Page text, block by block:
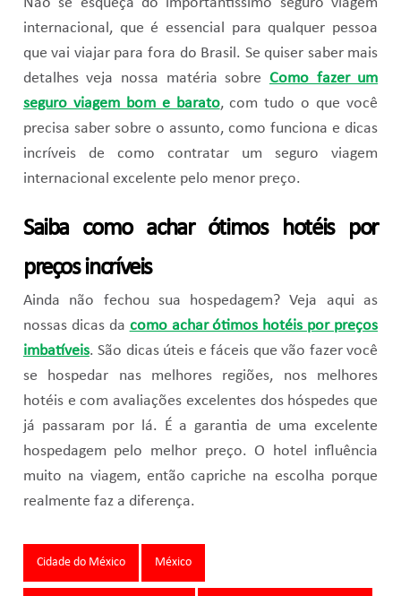
internacional, que é essencial para qualquer pessoa
que vai viajar para fora do Brasil. Se quiser saber mais
detalhes veja nossa matéria sobre Como fazer um
seguro viagem bom e barato, com tudo o que você
precisa saber sobre o assunto, como funciona e dicas
incríveis de como contratar um seguro viagem
internacional excelente pelo menor preço.
Saiba como achar ótimos hotéis por
preços incríveis
Ainda não fechou sua hospedagem? Veja aqui as
nossas dicas da como achar ótimos hotéis por preços
imbatíveis. São dicas úteis e fáceis que vão fazer você
se hospedar nas melhores regiões, nos melhores
hotéis e com avaliações excelentes dos hóspedes que
já passaram por lá. É a garantia de uma excelente
hospedagem pelo melhor preço. O hotel influência
muito na viagem, então capriche na escolha porque
realmente faz a diferença.
Tags:
Cidade do México México